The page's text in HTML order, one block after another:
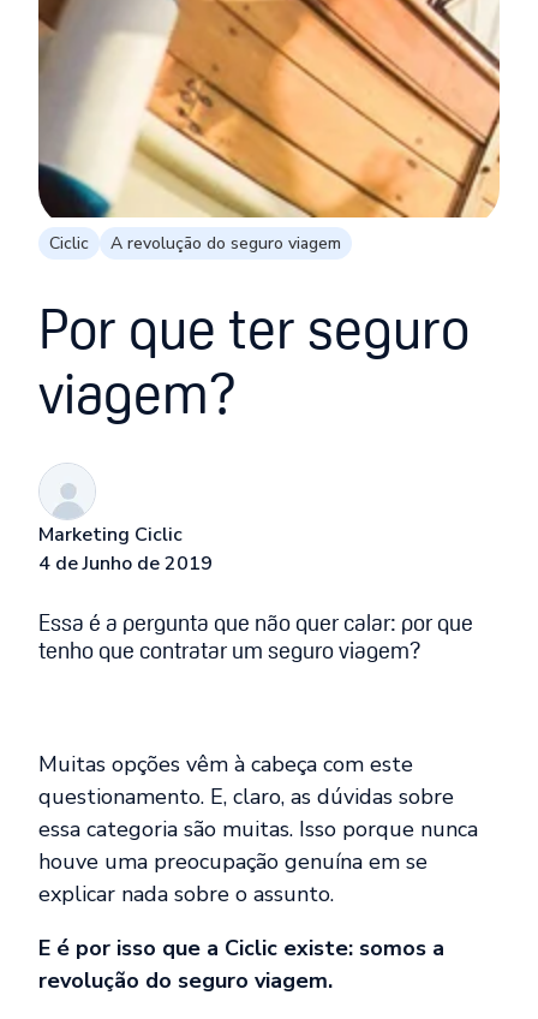
Ciclic A revolução do seguro viagem
Por que ter seguro
viagem?
Marketing Ciclic
4 de Junho de 2019
Essa é a pergunta que não quer calar: por que
tenho que contratar um seguro viagem?
Muitas opções vêm à cabeça com este
questionamento. E, claro, as dúvidas sobre
essa categoria são muitas. Isso porque nunca
houve uma preocupação genuína em se
explicar nada sobre o assunto.
E é por isso que a Ciclic existe: somos a
revolução do seguro viagem.